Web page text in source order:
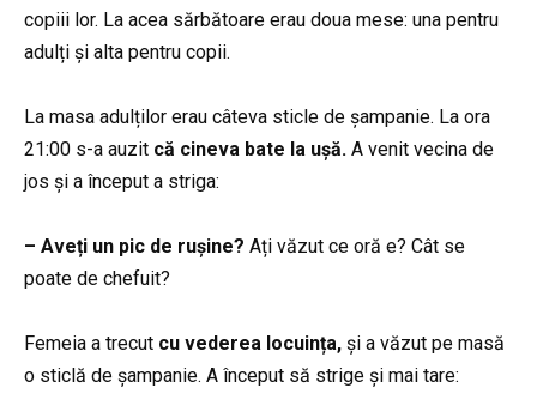
copiii lor. La acea sărbătoare erau doua mese: una pentru
adulți și alta pentru copii.
La masa adulților erau câteva sticle de șampanie. La ora
21:00 s-a auzit că cineva bate la ușă. A venit vecina de
jos și a început a striga:
– Aveți un pic de rușine? Ați văzut ce oră e? Cât se
poate de chefuit?
Femeia a trecut cu vederea locuința, și a văzut pe masă
o sticlă de șampanie. A început să strige și mai tare: